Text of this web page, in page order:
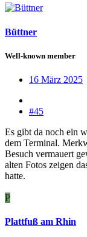
Büttner
Well-known member
16 März 2025
#45
Es gibt da noch ein
dem Terminal.
Besuch vermauert
alten Fotos zeigen
hatte.
P
Plattfuß am Rhin